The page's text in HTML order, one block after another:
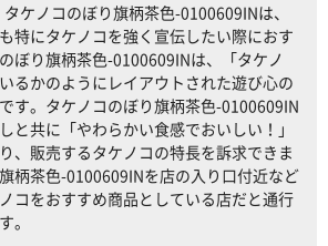
ケノコのぼり旗柄茶色-0100609INは、
特にタケノコを強く宣伝したい際におす
ぼり旗柄茶色-0100609INは、「タケノ
るかのようにレイアウトされた遊び心の
す。タケノコのぼり旗柄茶色-0100609IN
と共に「やわらかい食感でおいしい！」
、販売するタケノコの特長を訴求できま
柄茶色-0100609INを店の入り口付近など
コをおすすめ商品としている店だと通行
。